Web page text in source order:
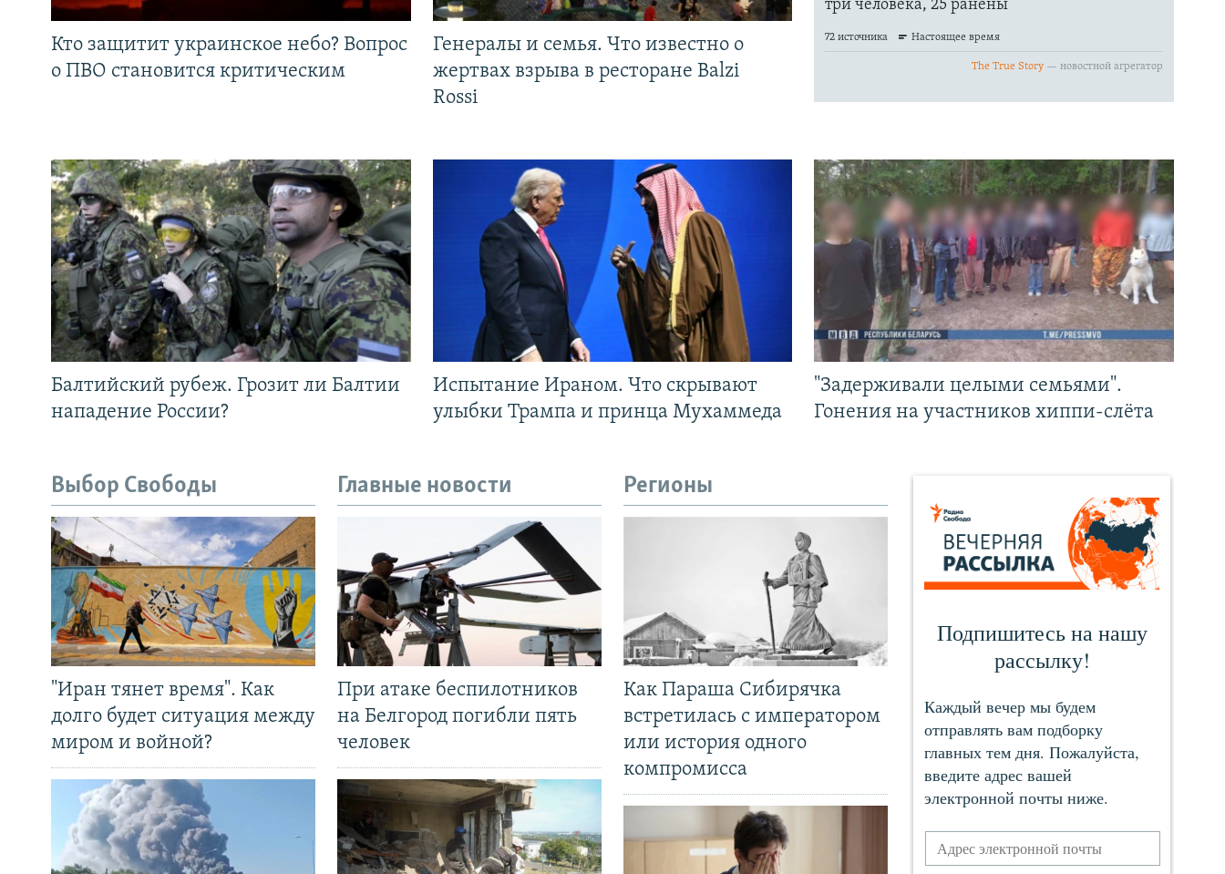
Кто защитит украинское небо? Вопрос
о ПВО становится критическим
Генералы и семья. Что известно о
жертвах взрыва в ресторане Balzi
Rossi
Балтийский рубеж. Грозит ли Балтии
нападение России?
Испытание Ираном. Что скрывают
улыбки Трампа и принца Мухаммеда
"Задерживали целыми семьями".
Гонения на участников хиппи-слёта
Выбор Свободы
"Иран тянет время". Как
долго будет ситуация между
миром и войной?
Главные новости
При атаке беспилотников
на Белгород погибли пять
человек
Регионы
Как Параша Сибирячка
встретилась с императором
или история одного
компромисса